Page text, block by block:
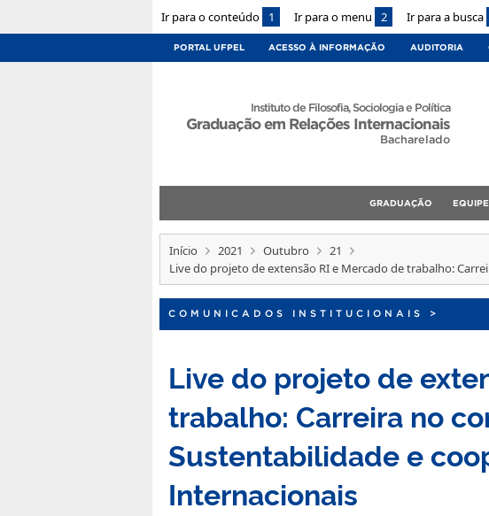
Ir para o conteúdo 1 Ir para o menu 2 Ir para a busca
PORTAL UFPEL ACESSO À INFORMAÇÃO AUDITORIA
Instituto de Filosofia, Sociologia e Política
Graduação em Relações Internacionais
Bacharelado
GRADUAÇÃO EQUIPE
Início 2021 Outubro
21
Live do projeto de extensão RI e Mercado de trabalho:
COMUNICADOS INSTITUCIONAIS >
Live do projeto de
trabalho: Carreira no
Sustentabilidade e
Internacionais